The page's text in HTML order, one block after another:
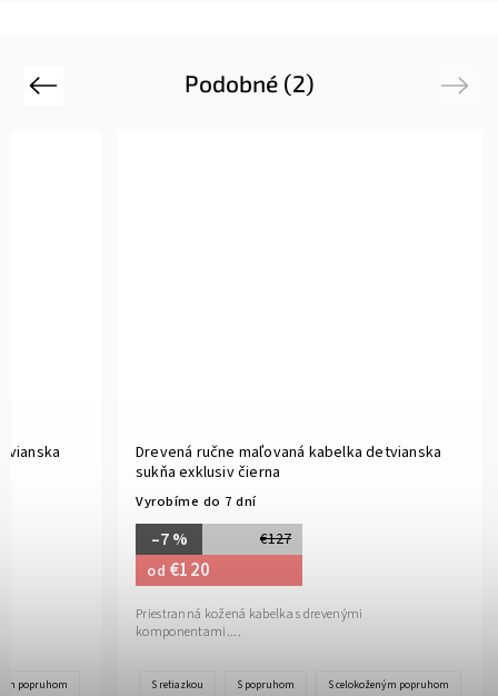
Podobné (2)
Previous
popruhom
Drevená ručne maľovaná kabelka detvianska
sukňa exklusiv čierna
Vyrobíme do 7 dní
€127
–7 %
od €120
Priestranná kožená kabelka s drevenými
komponentami....
S retiazkou S popruhom S celokoženým popruhom
Next